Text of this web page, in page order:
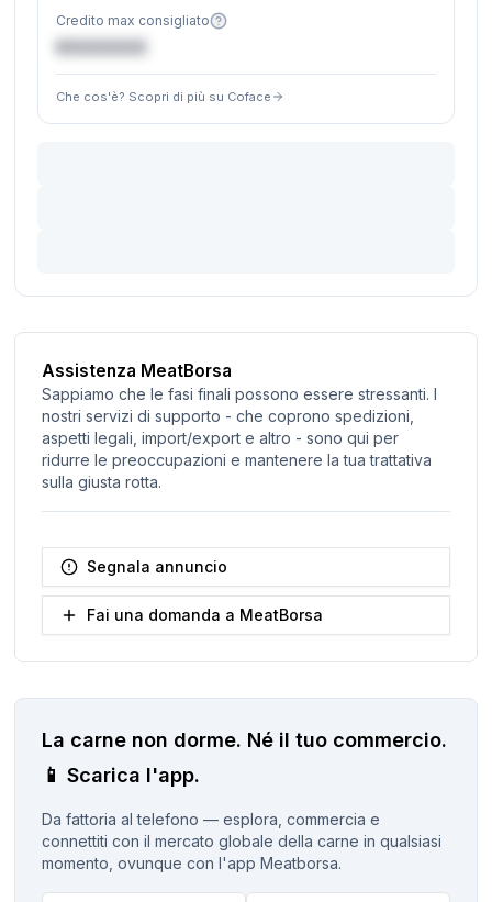
Credito max consigliato
€XXXXXX
Che cos'è? Scopri di più su Coface
Assistenza MeatBorsa
Sappiamo che le fasi finali possono essere stressanti. I
nostri servizi di supporto - che coprono spedizioni,
aspetti legali, import/export e altro - sono qui per
ridurre le preoccupazioni e mantenere la tua trattativa
sulla giusta rotta.
Segnala annuncio
Fai una domanda a MeatBorsa
La carne non dorme. Né il tuo commercio.
📱Scarica l'app.
Da fattoria al telefono — esplora, commercia e
connettiti con il mercato globale della carne in qualsiasi
momento, ovunque con l'app Meatborsa.